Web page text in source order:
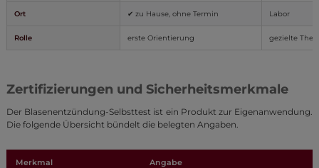
Ort ✔ zu Hause, ohne Termin Labor
Rolle erste Orientierung gezielte
Zertifizierungen und Sicherheitsmerkmale
Der Blasenentzündung-Selbsttest ist ein Produkt zur Eigenanwendung.
Die folgende Übersicht bündelt die belegten Angaben.
Merkmal Angabe